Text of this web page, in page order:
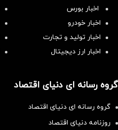
اخبار بورس
اخبار خودرو
اخبار تولید و تجارت
اخبار ارز دیجیتال
گروه رسانه ای دنیای اقتصاد
گروه رسانه ای دنیای اقتصاد
روزنامه دنیای اقتصاد